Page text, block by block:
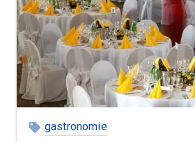
gastronomie